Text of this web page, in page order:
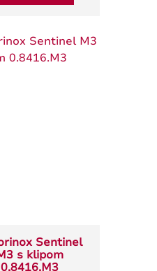
Sentinel
s klipom
0.8416.M3